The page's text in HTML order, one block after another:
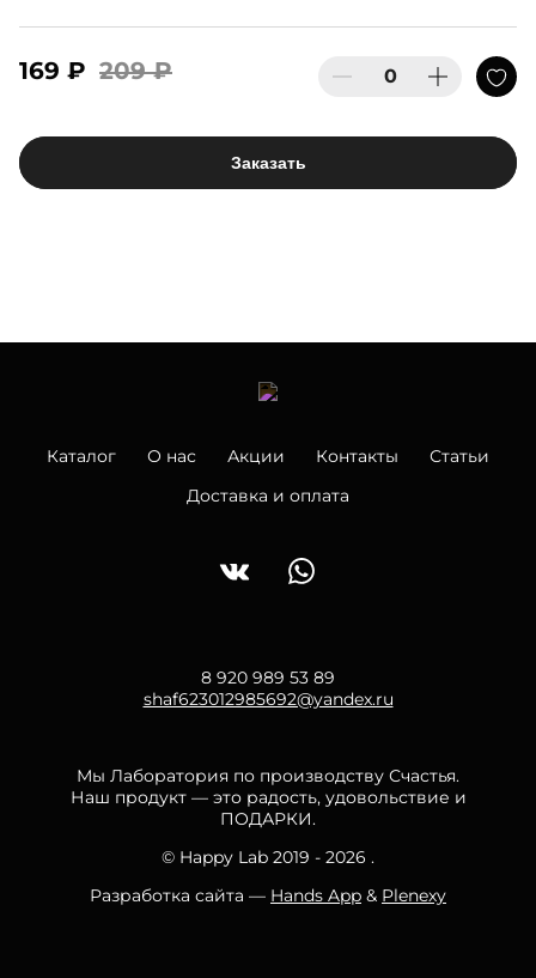
169 ₽ 209 ₽
Заказать
Каталог О нас Акции Контакты
Статьи
Доставка и оплата
8 920 989 53 89
shaf623012985692@yandex.ru
Мы Лаборатория по производству Счастья.
Наш продукт — это радость, удовольствие и
ПОДАРКИ.
© Happy Lab 2019 - 2026 .
Разработка сайта — Hands App & Plenexy